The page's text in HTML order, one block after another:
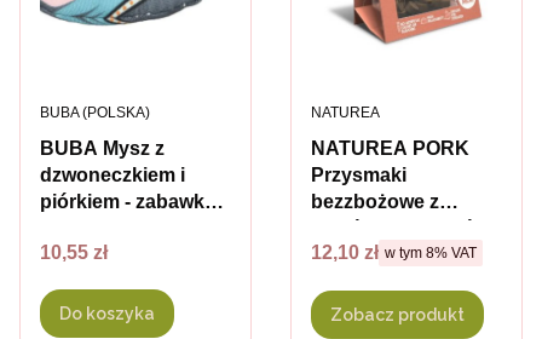
BUBA Mysz z
dzwoneczkiem i
piórkiem - zabawka
PRODUCENT
BUBA (POLSKA)
Cena
10,55 zł
Do koszyka
NATUREA PORK
Przysmaki
bezzbożowe z
100 g
PRODUCENT
NATUREA
Cena brutto
12,10 zł w tym %s VAT
w tym 8% VAT
Zobacz produkt